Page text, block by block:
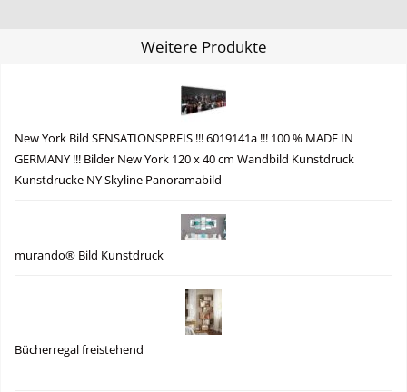
Weitere Produkte
New York Bild SENSATIONSPREIS !!! 6019141a !!! 100 % MADE IN
GERMANY !!! Bilder New York 120 x 40 cm Wandbild Kunstdruck
Kunstdrucke NY Skyline Panoramabild
murando® Bild Kunstdruck
Bücherregal freistehend